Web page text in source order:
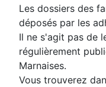
Les dossiers des
déposés par les
Il ne s'agit pas de
régulièrement
Marnaises.
Vous trouverez